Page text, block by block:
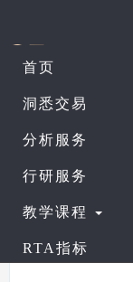
首页
洞悉交易
分析服务
行研服务
教学课程
RTA指标
课程列表
所有分类：